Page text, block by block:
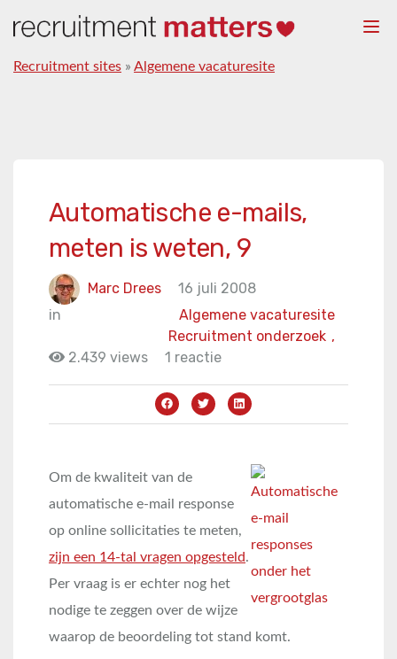
Recruitment sites » Algemene vacaturesite
Automatische e-mails,
meten is weten, 9
Marc Drees
16 juli 2008
in
Algemene vacaturesite
Recruitment onderzoek ,
2.439 views
1 reactie
Om de kwaliteit van de
automatische e-mail response
op online sollicitaties te meten,
zijn een 14-tal vragen opgesteld.
Per vraag is er echter nog het
nodige te zeggen over de wijze
waarop de beoordeling tot stand komt.